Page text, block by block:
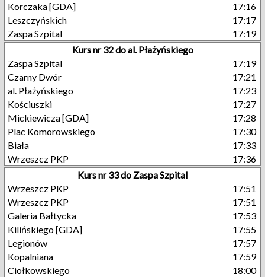
Korczaka [GDA]
17:16
Leszczyńskich
17:17
Zaspa Szpital
17:19
Kurs nr 32 do al. Płażyńskiego
Zaspa Szpital
17:19
Czarny Dwór
17:21
al. Płażyńskiego
17:23
Kościuszki
17:27
Mickiewicza [GDA]
17:28
Plac Komorowskiego
17:30
Biała
17:33
Wrzeszcz PKP
17:36
Kurs nr 33 do Zaspa Szpital
Wrzeszcz PKP
17:51
Wrzeszcz PKP
17:51
Galeria Bałtycka
17:53
Kilińskiego [GDA]
17:55
Legionów
17:57
Kopalniana
17:59
Ciołkowskiego
18:00